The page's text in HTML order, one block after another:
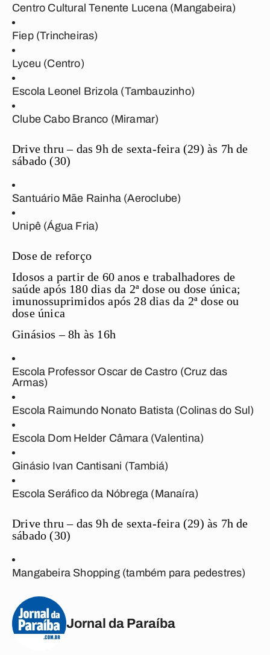
Centro Cultural Tenente Lucena (Mangabeira)
Fiep (Trincheiras)
Lyceu (Centro)
Escola Leonel Brizola (Tambauzinho)
Clube Cabo Branco (Miramar)
Drive thru – das 9h de sexta-feira (29) às 7h de
sábado (30)
Santuário Mãe Rainha (Aeroclube)
Unipê (Água Fria)
Dose de reforço
Idosos a partir de 60 anos e trabalhadores de
saúde após 180 dias da 2ª dose ou dose única;
imunossuprimidos após 28 dias da 2ª dose ou
dose única
Ginásios – 8h às 16h
Escola Professor Oscar de Castro (Cruz das
Armas)
Escola Raimundo Nonato Batista (Colinas do Sul)
Escola Dom Helder Câmara (Valentina)
Ginásio Ivan Cantisani (Tambiá)
Escola Seráfico da Nóbrega (Manaíra)
Drive thru – das 9h de sexta-feira (29) às 7h de
sábado (30)
Mangabeira Shopping (também para pedestres)
Jornal da Paraíba